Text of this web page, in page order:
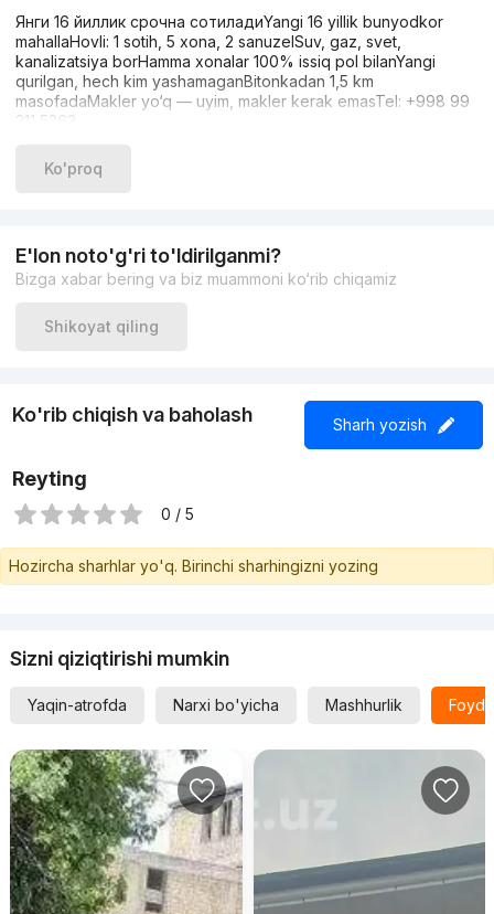
Янги 16 йиллик срочна сотиладиYangi 16 yillik bunyodkor
mahallaHovli: 1 sotih, 5 xona, 2 sanuzelSuv, gaz, svet,
kanalizatsiya borHamma xonalar 100% issiq pol bilanYangi
qurilgan, hech kim yashamaganBitonkadan 1,5 km
masofadaMakler yo‘q — uyim, makler kerak emasTel: +998 99
211 5363
Ko'proq
E'lon noto'g'ri to'ldirilganmi?
Bizga xabar bering va biz muammoni ko‘rib chiqamiz
Shikoyat qiling
Ko'rib chiqish va baholash Sharh yozish
Reyting
0 / 5
Hozircha sharhlar yo'q. Birinchi sharhingizni yozing
Sizni qiziqtirishi mumkin
Yaqin-atrofda Narxi bo'yicha Mashhurlik